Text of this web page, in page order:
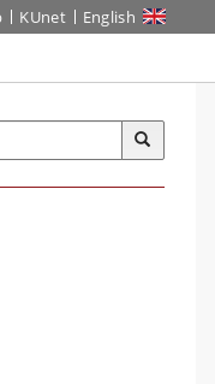
KUnet English